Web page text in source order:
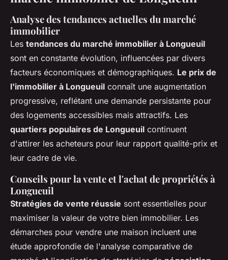
Analyse des tendances actuelles du marché
immobilier
Les tendances du marché immobilier à Longueuil
sont en constante évolution, influencées par divers
facteurs économiques et démographiques. Le prix de
l'immobilier à Longueuil connaît une augmentation
progressive, reflétant une demande persistante pour
des logements accessibles mais attractifs. Les
quartiers populaires de Longueuil continuent
d'attirer les acheteurs pour leur rapport qualité-prix et
leur cadre de vie.
Conseils pour la vente et l'achat de propriétés à
Longueuil
Stratégies de vente réussie sont essentielles pour
maximiser la valeur de votre bien immobilier. Les
démarches pour vendre une maison incluent une
étude approfondie de l'analyse comparative de